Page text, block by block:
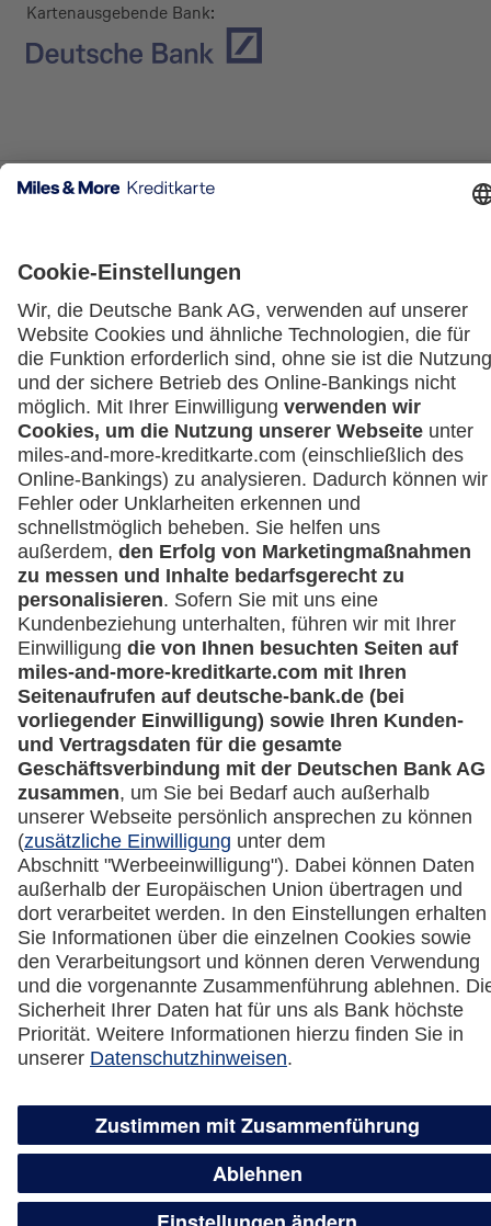
Kartenausgebende Bank:
Häufige Fragen
Downloadcenter
Kontakt
Mehr
Kreditkarten-Banking
miles-and-more.com
lufthansa.com
Rechtliches
Impressum
Datenschutz
Cookie Einstellungen
Vertrag widerrufen
Miles & More App